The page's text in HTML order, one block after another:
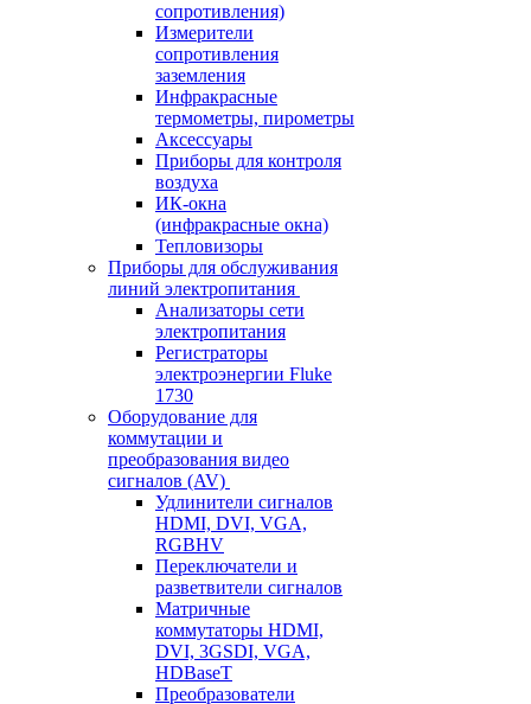
сопротивления)
Измерители
сопротивления
заземления
Инфракрасные
термометры, пирометры
Аксессуары
Приборы для контроля
воздуха
ИК-окна
(инфракрасные окна)
Тепловизоры
Приборы для обслуживания
линий электропитания
Анализаторы сети
электропитания
Регистраторы
электроэнергии Fluke
1730
Оборудование для
коммутации и
преобразования видео
сигналов (AV)
Удлинители сигналов
HDMI, DVI, VGA,
RGBHV
Переключатели и
разветвители сигналов
Матричные
коммутаторы HDMI,
DVI, 3GSDI, VGA,
HDBaseT
Преобразователи